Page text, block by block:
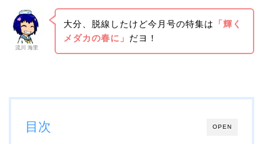
流川 海里
大分、脱線したけど今月号の特集は
「輝く
メダカの春に」 だヨ！
OPEN
目次